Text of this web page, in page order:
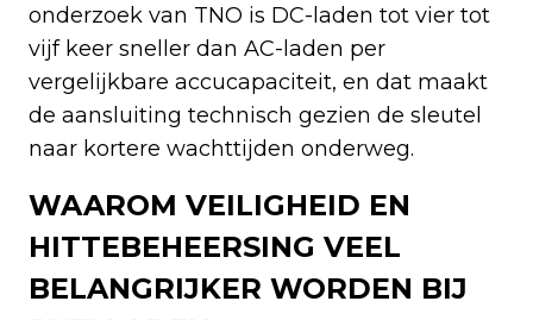
onderzoek van TNO is DC-laden tot vier tot
vijf keer sneller dan AC-laden per
vergelijkbare accucapaciteit, en dat maakt
de aansluiting technisch gezien de sleutel
naar kortere wachttijden onderweg.
WAAROM VEILIGHEID EN
HITTEBEHEERSING VEEL
BELANGRIJKER WORDEN BIJ